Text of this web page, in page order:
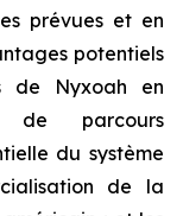
prévues et en
potentiels
de Nyxoah en
de parcours
du système
de la